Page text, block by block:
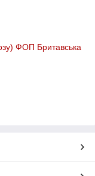
ФОП Бритавська